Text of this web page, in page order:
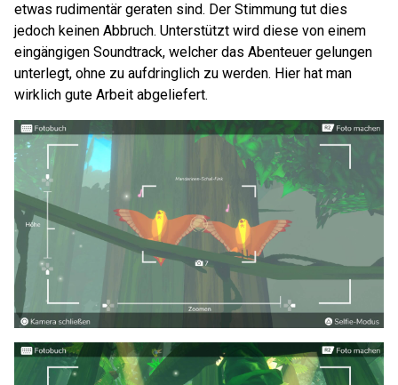
etwas rudimentär geraten sind. Der Stimmung tut dies
jedoch keinen Abbruch. Unterstützt wird diese von einem
eingängigen Soundtrack, welcher das Abenteuer gelungen
unterlegt, ohne zu aufdringlich zu werden. Hier hat man
wirklich gute Arbeit abgeliefert.